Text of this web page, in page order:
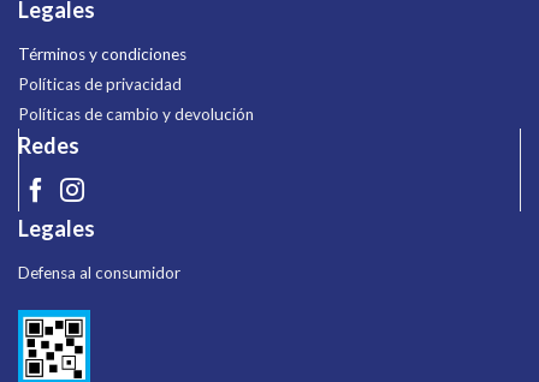
Legales
Términos y condiciones
Políticas de privacidad
Políticas de cambio y devolución
Redes
Legales
Defensa al consumidor